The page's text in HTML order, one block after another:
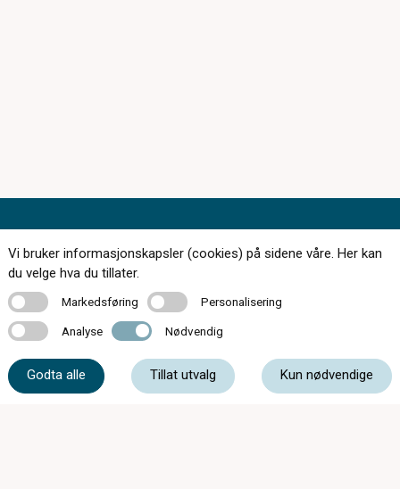
Kontakt oss
67 11 34 30
Vi bruker informasjonskapsler (cookies) på sidene våre. Her kan
du velge hva du tillater.
MarkedsføringMarkedsføring PersonaliseringPersonalisering
Analyse Analyse Nødvendig Nødvendig
Godta alle Tillat utvalg Kun nødvendige